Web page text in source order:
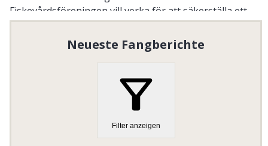
Fiskevårdsföreningen vill verka för att säkerställa ett
Organisationsnummer:827001-0021
Neueste Fangberichte
Filter anzeigen